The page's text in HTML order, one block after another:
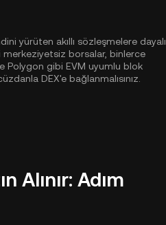
yürüten akıllı sözleşmelere dayalı
borsalar, binlerce
Polygon gibi EVM uyumlu blok
DEX'e bağlanmalısınız.
Alınır: Adım